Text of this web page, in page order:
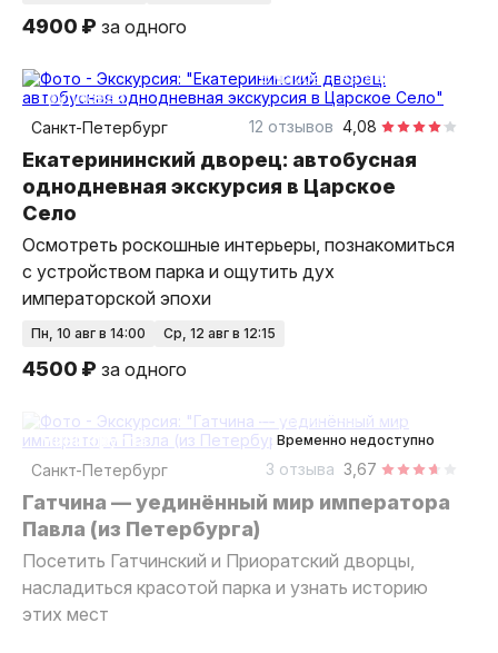
4900 ₽ за одного
6 часов
на автобусе
групповая
Санкт-Петербург
4,08
12 отзывов
Екатерининский дворец: автобусная
однодневная экскурсия в Царское
Село
Осмотреть роскошные интерьеры, познакомиться
с устройством парка и ощутить дух
императорской эпохи
пн, 10 авг в 14:00 ср, 12 авг в 12:15
4500 ₽ за одного
Временно недоступно
6 часов
на автобусе
Мини-группа
Санкт-Петербург
3,67
3 отзыва
Гатчина — уединённый мир императора
Павла (из Петербурга)
Посетить Гатчинский и Приоратский дворцы,
насладиться красотой парка и узнать историю
этих мест